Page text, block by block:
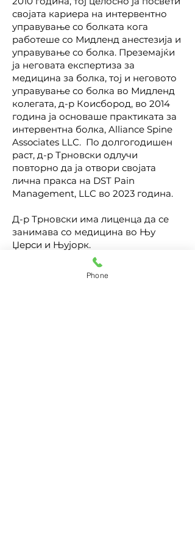
својата кариера на интервентно
управување со болката кога
работеше со Мидленд анестезија и
управување со болка. Преземајќи
ја неговата експертиза за
медицина за болка, тој и неговото
управување со болка во Мидленд
колегата, д-р Коисбород, во 2014
година ја основаше практиката за
интервентна болка, Alliance Spine
Associates LLC. По долгогодишен
раст, д-р Трновски одлучи
повторно да ја отвори својата
лична пракса на DST Pain
Management, LLC во 2023 година.
Д-р Трновски има лиценца да се
занимава со медицина во Њу
Џерси и Њујорк.
Phone